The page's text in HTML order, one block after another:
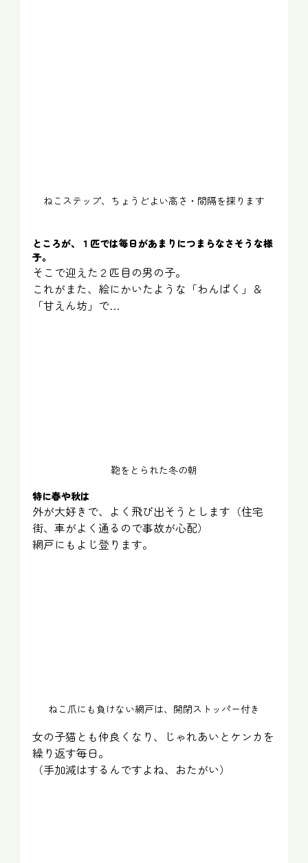
ねこステップ、ちょうどよい高さ・間隔を探ります
ところが、１匹では毎日があまりにつまらなさそうな様
子。
そこで迎えた２匹目の男の子。
これがまた、絵にかいたような「わんぱく」＆
「甘えん坊」で…
鞄をとられた冬の朝
特に春や秋は
外が大好きで、よく飛び出そうとします（住宅
街、車がよく通るので事故が心配）
網戸にもよじ登ります。
ねこ爪にも負けない網戸は、開閉ストッパー付き
女の子猫とも仲良くなり、じゃれあいとケンカを
繰り返す毎日。
（手加減はするんですよね、おたがい）